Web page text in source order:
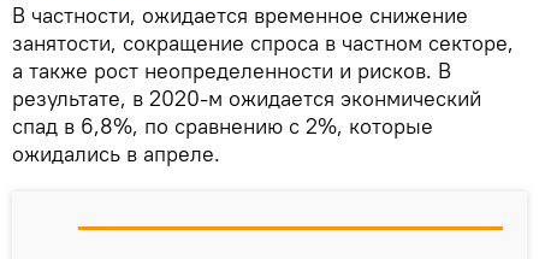
В частности, ожидается временное снижение
занятости, сокращение спроса в частном секторе,
а также рост неопределенности и рисков. В
результате, в 2020-м ожидается эконмический
спад в 6,8%, по сравнению с 2%, которые
ожидались в апреле.